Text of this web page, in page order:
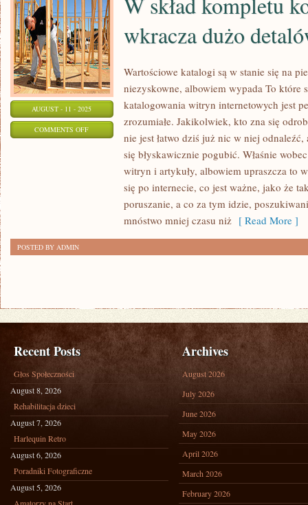
AUGUST - 11 - 2025
COMMENTS OFFON
wkracza dużo
Wartościowe katalogi są w stanie się na
niezyskowne, albowiem wypada To które
katalogowania witryn internetowych jest
zrozumiałe. Jakikolwiek, kto zna się
nie jest łatwo dziś już nic w niej
się błyskawicznie pogubić. Właśnie
witryn i artykuły, albowiem upraszcza to
się po internecie, co jest ważne, jako że
poruszanie, a co za tym idzie,
mnóstwo mniej czasu niż [ Read More ]
POSTED BY ADMIN
Recent Posts
Głos Społeczności
August 8, 2026
Rehabilitacja dzieci
August 7, 2026
Harlequin Retro
August 6, 2026
Poradniki Fotograficzne
August 5, 2026
Archives
August 2026
July 2026
June 2026
May 2026
April 2026
March 2026
February 2026